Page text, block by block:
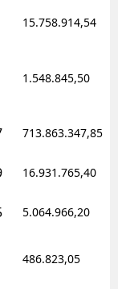
15.758.914,54
1.548.845,50
713.863.347,85
16.931.765,40
5.064.966,20
486.823,05